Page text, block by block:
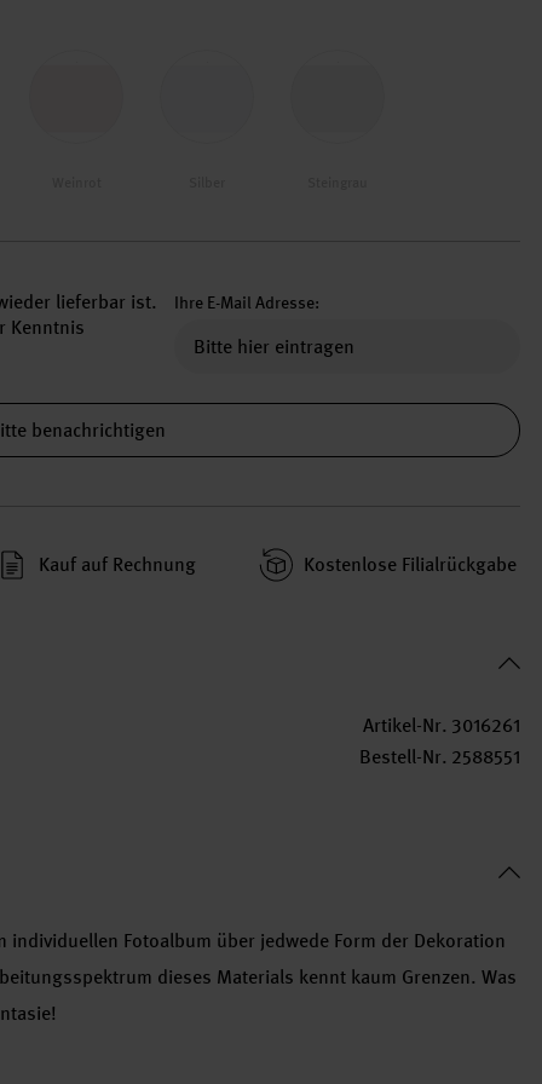
lieferbar ist.
Kenntnis
Ihre E-Mail Adresse:
benachrichtigen
Kauf auf Rechnung Kosten­lose Filial­rückgabe
Artikel-Nr. 3016261
Bestell-Nr. 2588551
Fotoalbum über jedwede Form der Dekoration
dieses Materials kennt kaum Grenzen. Was